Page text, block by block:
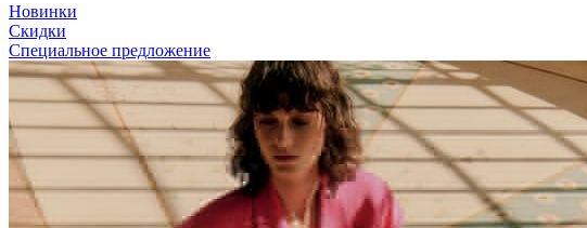
Новинки
Скидки
Специальное предложение